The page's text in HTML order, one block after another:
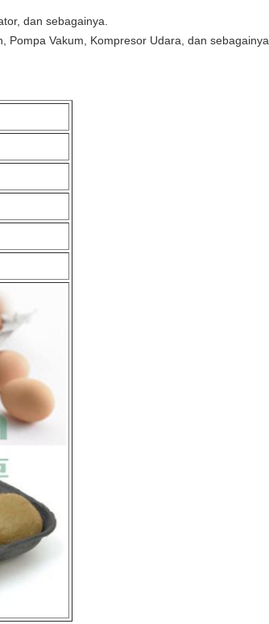
dan sebagainya.
Vakum, Kompresor Udara, dan sebagainya.